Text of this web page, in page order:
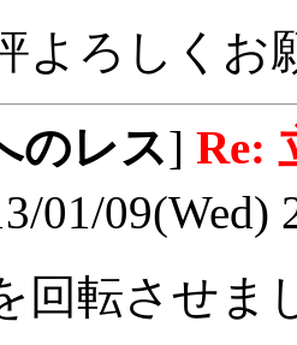
よろしくお
のレス] Re:
01/09(Wed)
回転させま